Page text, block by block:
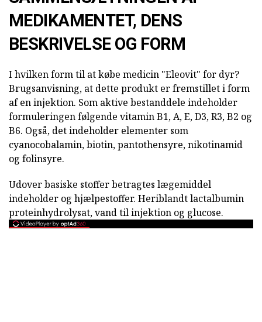
MEDIKAMENTET, DENS
BESKRIVELSE OG FORM
I hvilken form til at købe medicin "Eleovit" for dyr?
Brugsanvisning, at dette produkt er fremstillet i form
af en injektion. Som aktive bestanddele indeholder
formuleringen følgende vitamin B1, A, E, D3, R3, B2 og
B6. Også, det indeholder elementer som
cyanocobalamin, biotin, pantothensyre, nikotinamid
og folinsyre.
Udover basiske stoffer betragtes lægemiddel
indeholder og hjælpestoffer. Heriblandt lactalbumin
proteinhydrolysat, vand til injektion og glucose.